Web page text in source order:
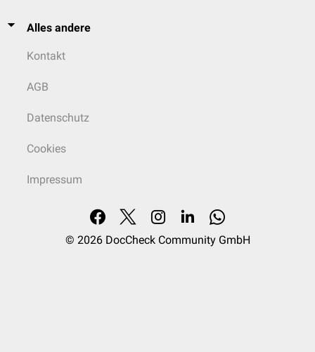
Alles andere
Kontakt
AGB
Datenschutz
Cookies
Impressum
© 2026 DocCheck Community GmbH